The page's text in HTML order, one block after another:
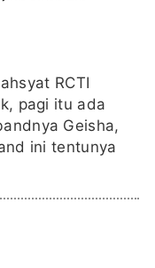
RCTI
pagi itu ada
Geisha,
ini tentunya